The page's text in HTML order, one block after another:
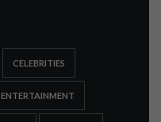
CELEBRITIES
ENTERTAINMENT